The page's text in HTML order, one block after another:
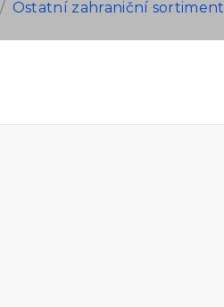
Ostatní zahraniční sortiment